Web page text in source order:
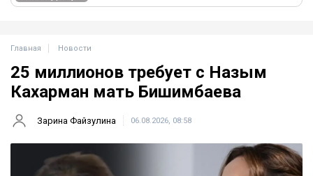
Главная Новости
25 миллионов требует с Назым
Кахарман мать Бишимбаева
Зарина Файзулина 06.08.2026, 08:58